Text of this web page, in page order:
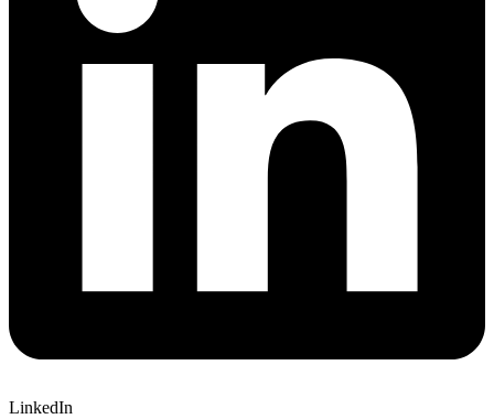
LinkedIn